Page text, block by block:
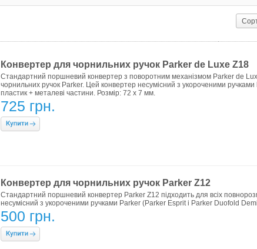
Конвертер для чорнильних ручок Parker de Luxe Z18
Стандартний поршневий конвертер з поворотним механізмом Parker de
чорнильних ручок Parker. Цей конвертер несумісний з укороченими
пластик + металеві частини. Розмір: 72 х 7 мм.
725 грн.
Конвертер для чорнильних ручок Parker Z12
Стандартний поршневий конвертер Parker Z12 підходить для всіх
несумісний з укороченими ручками Parker (Parker Esprit і Parker Duofold
500 грн.